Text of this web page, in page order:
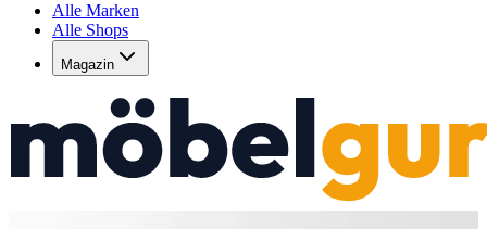
Alle Marken
Alle Shops
Magazin